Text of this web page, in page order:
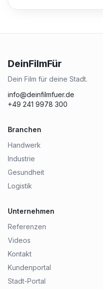
DeinFilmFür
Dein Film für deine Stadt.
info@deinfilmfuer.de
+49 241 9978 300
Branchen
Handwerk
Industrie
Gesundheit
Logistik
Unternehmen
Referenzen
Videos
Kontakt
Kundenportal
Stadt-Portal